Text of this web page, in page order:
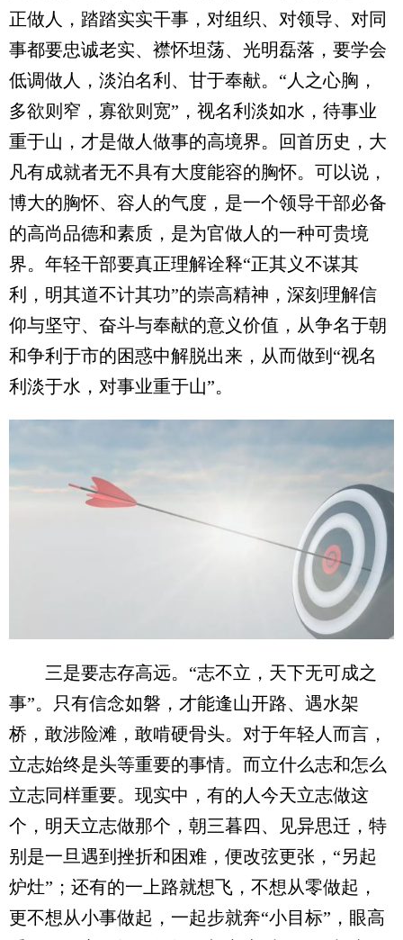
正做人，踏踏实实干事，对组织、对领导、对同
事都要忠诚老实、襟怀坦荡、光明磊落，要学会
低调做人，淡泊名利、甘于奉献。“人之心胸，
多欲则窄，寡欲则宽”，视名利淡如水，待事业
重于山，才是做人做事的高境界。回首历史，大
凡有成就者无不具有大度能容的胸怀。可以说，
博大的胸怀、容人的气度，是一个领导干部必备
的高尚品德和素质，是为官做人的一种可贵境
界。年轻干部要真正理解诠释“正其义不谋其
利，明其道不计其功”的崇高精神，深刻理解信
仰与坚守、奋斗与奉献的意义价值，从争名于朝
和争利于市的困惑中解脱出来，从而做到“视名
利淡于水，对事业重于山”。
三是要志存高远。“志不立，天下无可成之
事”。只有信念如磐，才能逢山开路、遇水架
桥，敢涉险滩，敢啃硬骨头。对于年轻人而言，
立志始终是头等重要的事情。而立什么志和怎么
立志同样重要。现实中，有的人今天立志做这
个，明天立志做那个，朝三暮四、见异思迁，特
别是一旦遇到挫折和困难，便改弦更张，“另起
炉灶”；还有的一上路就想飞，不想从零做起，
更不想从小事做起，一起步就奔“小目标”，眼高